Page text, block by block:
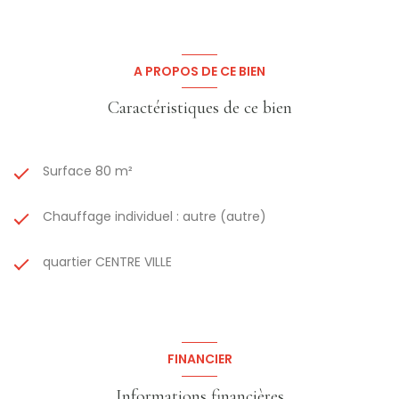
A PROPOS DE CE BIEN
Caractéristiques de ce bien
Surface 80 m²
Chauffage individuel : autre (autre)
quartier CENTRE VILLE
FINANCIER